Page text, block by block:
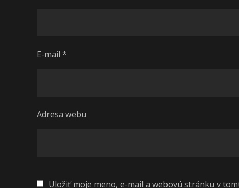
E-mail *
Adresa webu
Uložiť moje meno, e-mail a webovú stránku v